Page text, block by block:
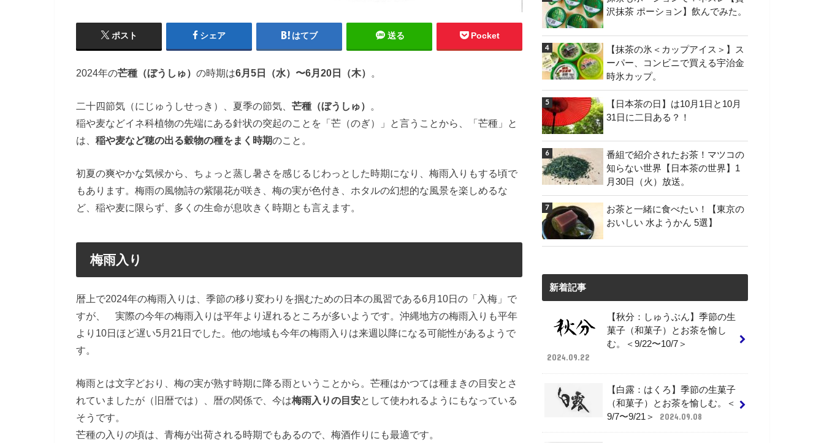
ポスト シェア はてブ 送る Pocket
2024年の芒種（ぼうしゅ） の時期は6月5日（水）〜6月20日（木）
二十四節気（にじゅうしせっき）、夏季の節気、 芒種（ぼうしゅ）
。
稲や麦などイネ科植物の先端にある針状の突起のことを「芒（のぎ）」と言うことから、「芒種」と
は、 稲や麦など穂の出る穀物の種をまく時期のこと。
初夏の爽やかな気候から、ちょっと蒸し暑さを感じるじわっとした時期になり、梅雨入りもする頃で
もあります。梅雨の風物詩の紫陽花が咲き、梅の実が色付き、ホタルの幻想的な風景を楽しめるな
ど、稲や麦に限らず、多くの生命が息吹きく時期とも言えます。
梅雨入り
暦上で2024年の梅雨入りは、季節の移り変わりを掴むための日本の風習である6月10日の「入梅」で
すが、 実際の今年の梅雨入りは平年より遅れるところが多いようです。沖縄地方の梅雨入りも平年
より10日ほど遅い5月21日でした。他の地域も今年の梅雨入りは来週以降になる可能性があるようで
す。
梅雨とは文字どおり、梅の実が熟す時期に降る雨ということから。芒種はかつては種まきの目安とさ
れていましたが（旧暦では）、暦の関係で、今は梅雨入りの目安として使われるようにもなっている
そうです。
芒種の入りの頃は、青梅が出荷される時期でもあるので、梅酒作りにも最適です。
沢抹茶 ポーション】飲んでみた。
【抹茶の氷＜カップアイス＞】ス
ーパー、コンビニで買える宇治金
時氷カップ。
【日本茶の日】は10月1日と10月
31日に二日ある？！
番組で紹介されたお茶！マツコの
知らない世界【日本茶の世界】1
月30日（火）放送。
お茶と一緒に食べたい！【東京の
おいしい 水ようかん 5選】
新着記事
【秋分：しゅうぶん】季節の生
菓子（和菓子）とお茶を愉し
む。＜9/22〜10/7＞
2024.09.22
【白露：はくろ】季節の生菓子
（和菓子）とお茶を愉しむ。＜
9/7〜9/21＞
2024.09.08